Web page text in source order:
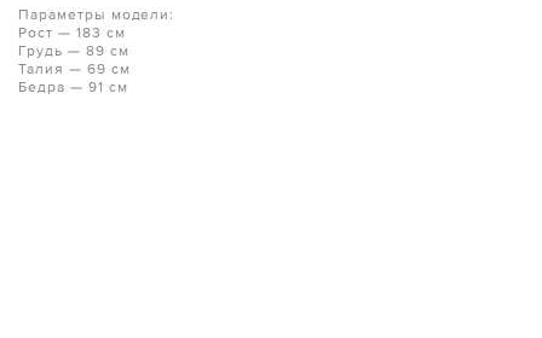
Параметры модели:
Рост — 183 см
Грудь — 89 см
Талия — 69 см
Бедра — 91 см